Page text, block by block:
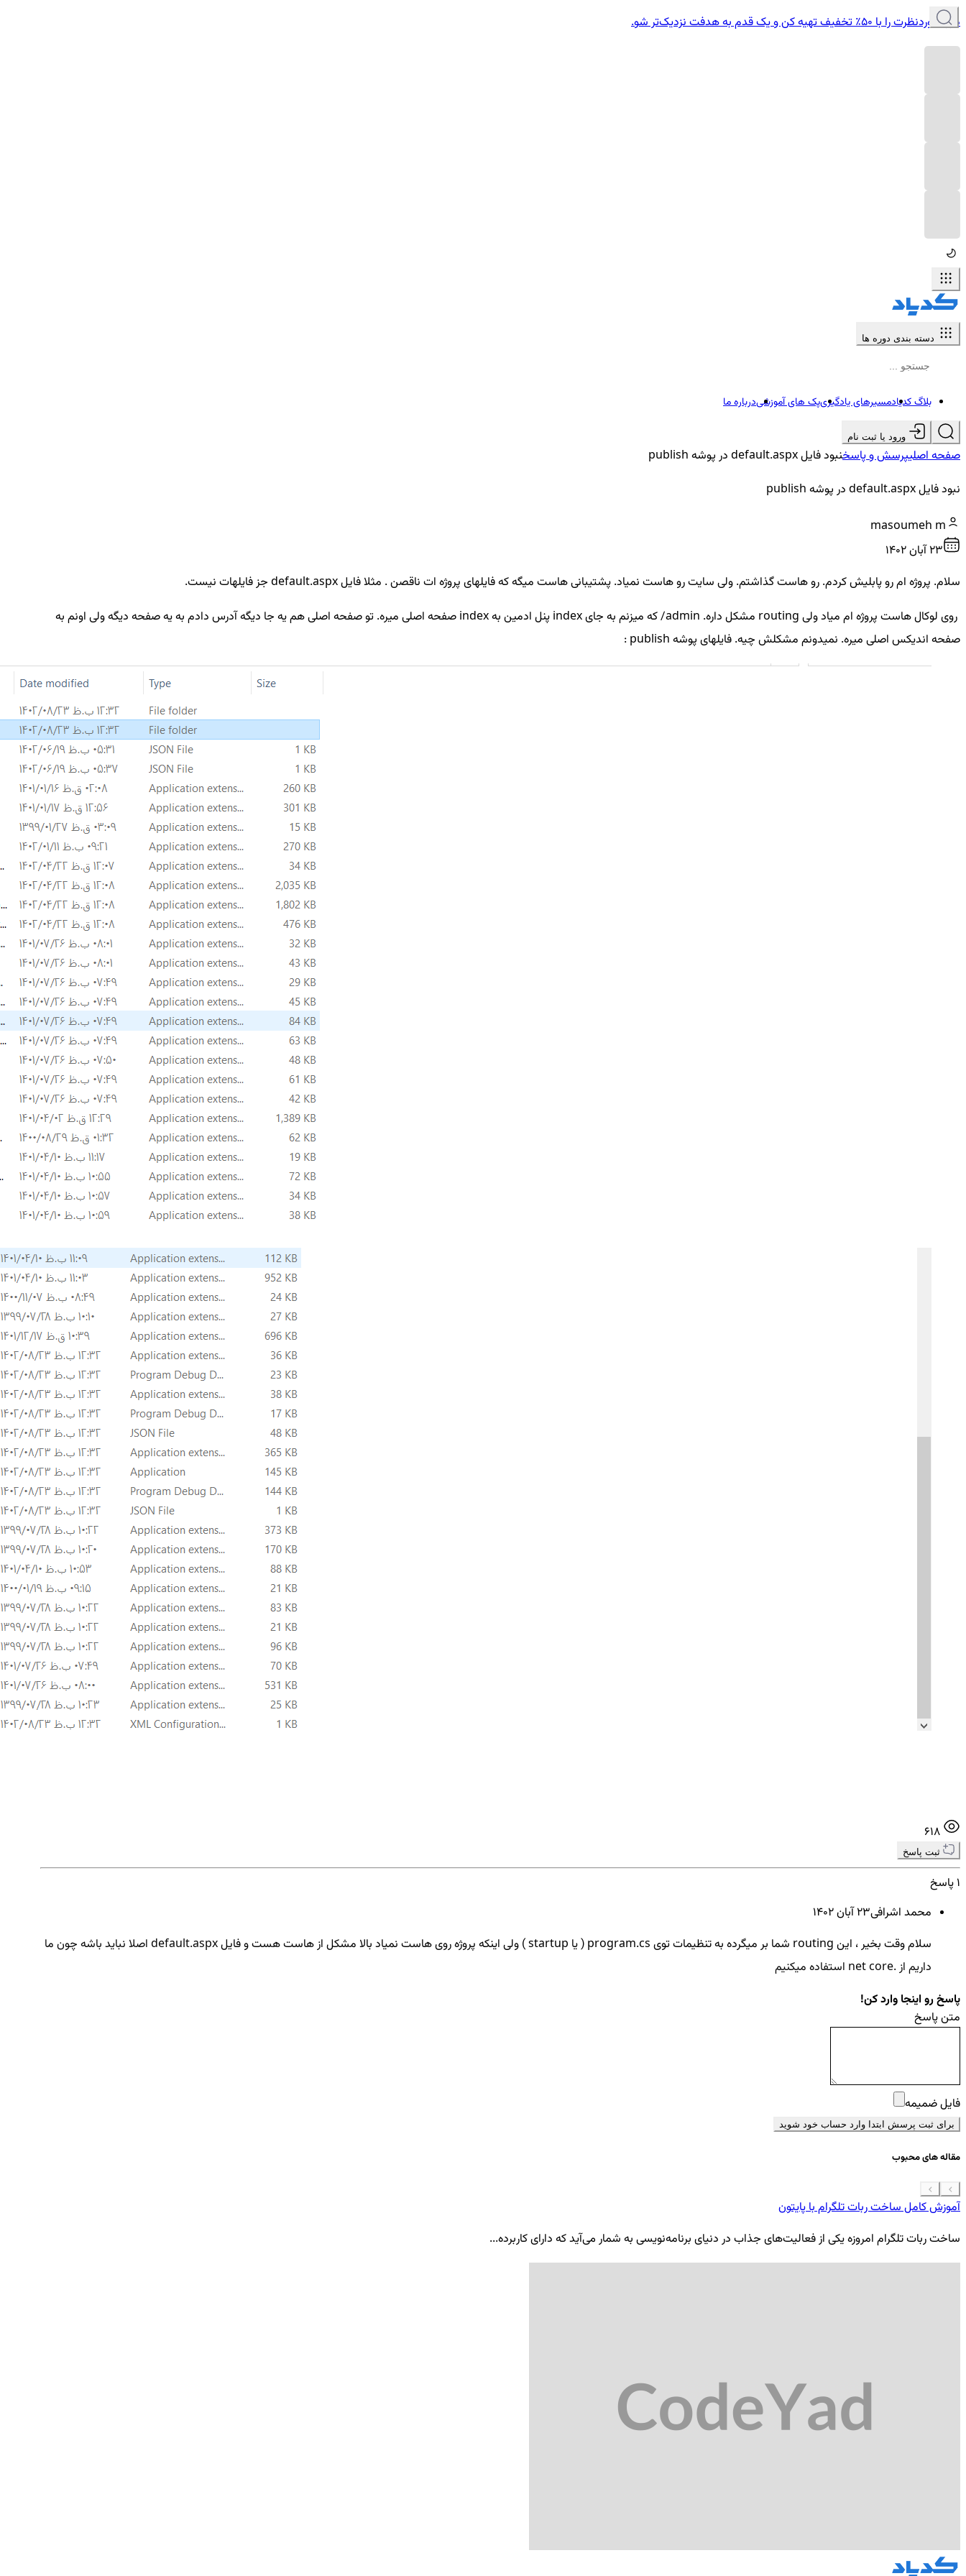
دوره موردنظرت را با ۵۰٪ تخفیف تهیه کن و یک قدم به هدفت نزدیک‌تر شو.
دسته بندی دوره ها
بلاگ کدیادمسیرهای یادگیریپک های آموزشیدرباره ما
ورود یا ثبت نام
صفحه اصلیپرسش و پاسخنبود فایل default.aspx در پوشه publish
نبود فایل default.aspx در پوشه publish
masoumeh m
23 آبان ۱۴۰۲
سلام. پروژه ام رو پابلیش کردم. رو هاست گذاشتم. ولی سایت رو هاست نمیاد. پشتیبانی هاست میگه که فایلهای پروژه ات ناقصن . مثلا فایل default.aspx جز فایلهات نیست.
روی لوکال هاست پروژه ام میاد ولی routing مشکل داره. admin/ که میزنم به جای index پنل ادمین به index صفحه اصلی میره. تو صفحه اصلی هم یه جا دیگه آدرس دادم به یه صفحه دیگه ولی اونم به
صفحه اندیکس اصلی میره. نمیدونم مشکلش چیه. فایلهای پوشه publish :
ثبت پاسخ
1 پاسخ
محمد اشرافی23 آبان ۱۴۰۲
سلام وقت بخیر ، این routing شما بر میگرده به تنظیمات توی program.cs ( یا startup ) ولی اینکه پروژه روی هاست نمیاد بالا مشکل از هاست هست و فایل
default.aspx اصلا نباید باشه چون ما
داریم از .net core استفاده میکنیم
پاسخ رو اینجا وارد کن!
متن پاسخ
فایل ضمیمه
برای ثبت پرسش ابتدا وارد حساب خود شوید
مقاله های محبوب
آموزش کامل ساخت ربات تلگرام با پایتون
ساخت ربات تلگرام امروزه یکی از فعالیت‌های جذاب در دنیای برنامه‌نویسی به شمار می‌آید که دارای کاربرده...